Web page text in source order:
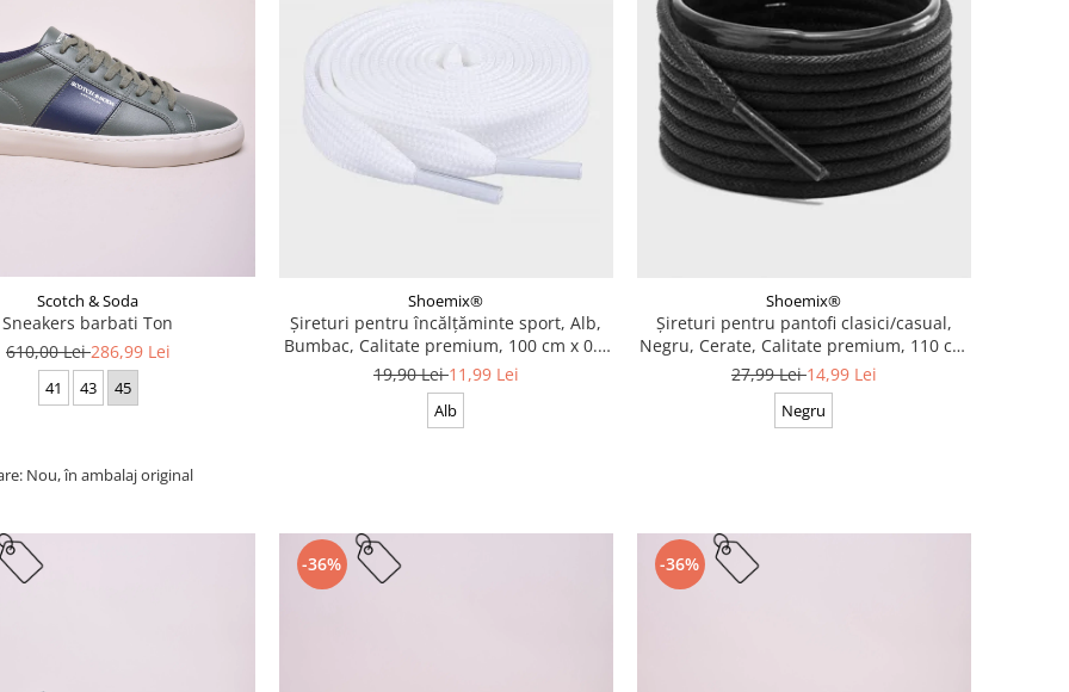
Scotch & Soda
Sneakers barbati Ton
610,00 Lei286,99 Lei
41 43 45
Nou, în ambalaj original
Shoemix®
Șireturi pentru încălțăminte sport, Alb,
Bumbac, Calitate premium, 100 cm x 0.8
cm
19,90 Lei11,99 Lei
Alb
Shoemix®
Șireturi pentru pantofi clasici/casual,
Negru, Cerate, Calitate premium, 110 cm
x 0.3 cm
27,99 Lei14,99 Lei
Negru
-36% -36%